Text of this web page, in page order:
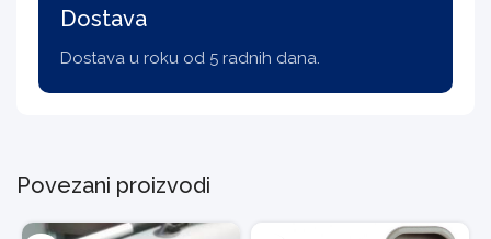
Dostava
Dostava u roku od 5 radnih dana.
Povezani proizvodi